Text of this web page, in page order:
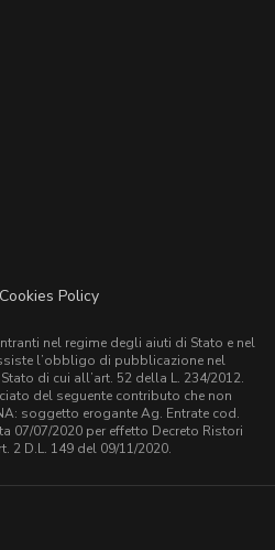
Cookies Policy
nel regime degli aiuti di Stato e nel
l’obbligo di pubblicazione nel
di cui all’art. 52 della L. 234/2012.
del seguente contributo che non
soggetto erogante Ag. Entrate cod.
07/07/2020 per effetto Decreto Ristori
2 D.L. 149 del 09/11/2020.